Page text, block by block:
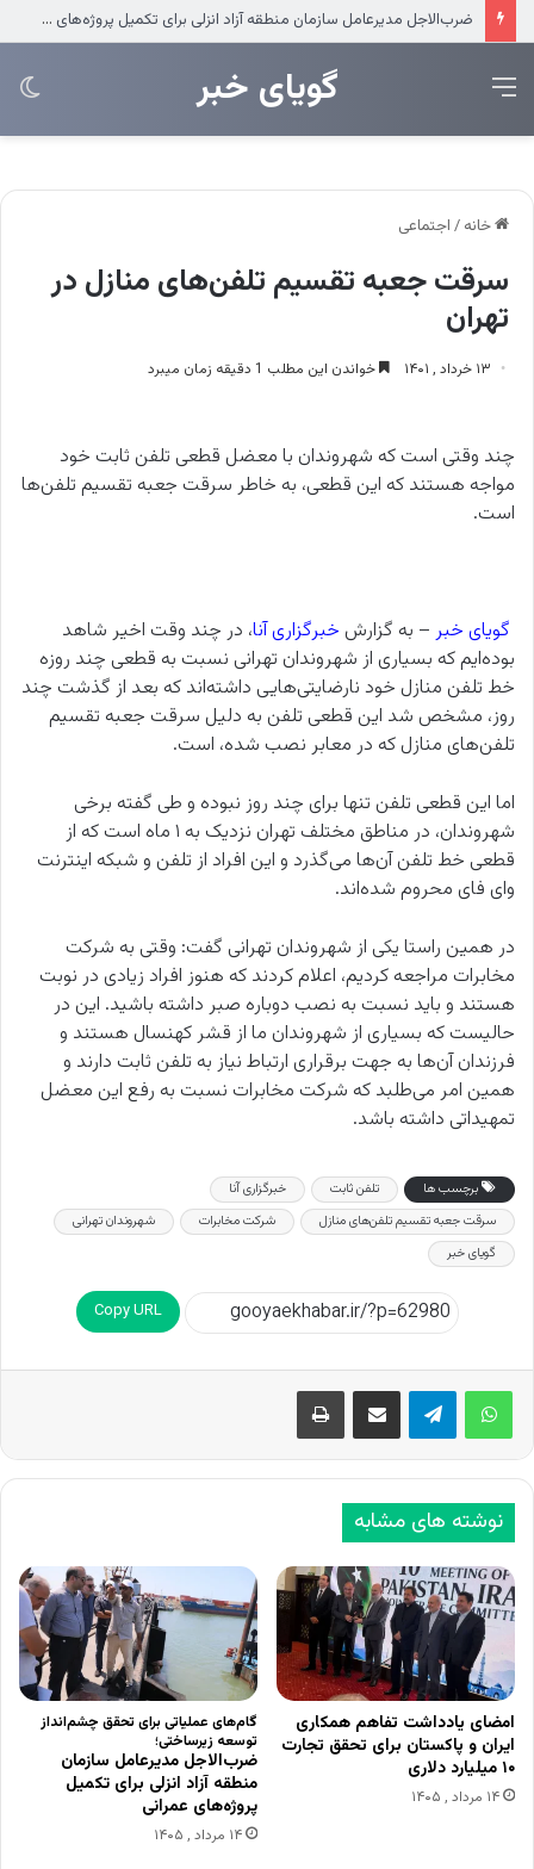
ضرب‌الاجل مدیرعامل سازمان منطقه آزاد انزلی برای تکمیل پروژه‌های عمرانی
‌‌‌گویای خبر منو
خانه / اجتماعی
سرقت جعبه تقسیم تلفن‌های منازل در
تهران
۱۳ خرداد , ۱۴۰۱ خواندن این مطلب 1 دقیقه زمان میبرد
چند وقتی است که شهروندان با معضل قطعی تلفن ثابت خود
مواجه هستند که این قطعی، به خاطر سرقت جعبه تقسیم تلفن‌ها
است.
گویای خبر – به گزارش خبرگزاری آنا، در چند وقت اخیر شاهد
بوده‌ایم که بسیاری از شهروندان تهرانی نسبت به قطعی چند روزه
خط تلفن منازل خود نارضایتی‌هایی داشته‌اند که بعد از گذشت چند
روز، مشخص شد این قطعی تلفن به دلیل سرقت جعبه تقسیم
تلفن‌های منازل که در معابر نصب شده، است.
اما این قطعی تلفن تنها برای چند روز نبوده و طی گفته برخی
شهروندان، در مناطق مختلف تهران نزدیک به ۱ ماه است که از
قطعی خط تلفن‌ آن‌ها می‌گذرد و این افراد از تلفن و شبکه اینترنت
وای فای محروم شده‌اند.
در همین راستا یکی از شهروندان تهرانی گفت: وقتی به شرکت
مخابرات مراجعه کردیم، اعلام کردند که هنوز افراد زیادی در نوبت
هستند و باید نسبت به نصب دوباره صبر داشته باشید. این در
حالیست که بسیاری از شهروندان ما از قشر کهنسال هستند و
فرزندان آن‌ها به جهت برقراری ارتباط نیاز به تلفن ثابت دارند و
همین امر می‌طلبد که شرکت مخابرات نسبت به رفع این معضل
تمهیداتی داشته باشد.
برچسب ها تلفن ثابت
خبرگزاری آنا
سرقت جعبه تقسیم تلفن‌های منازل
شرکت مخابرات
شهروندان تهرانی
گویای خبر
Copy URL
اشتراک گذاری از طریق ایمیل چاپ
نوشته های مشابه
امضای یادداشت تفاهم همکاری
ایران و پاکستان برای تحقق تجارت
۱۰ میلیارد دلاری
۱۴ مرداد , ۱۴۰۵
گام‌های عملیاتی برای تحقق چشم‌انداز
توسعه زیرساختی؛
ضرب‌الاجل مدیرعامل سازمان
منطقه آزاد انزلی برای تکمیل
پروژه‌های عمرانی
۱۴ مرداد , ۱۴۰۵